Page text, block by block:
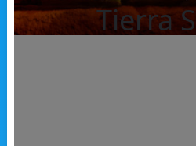
Tierra